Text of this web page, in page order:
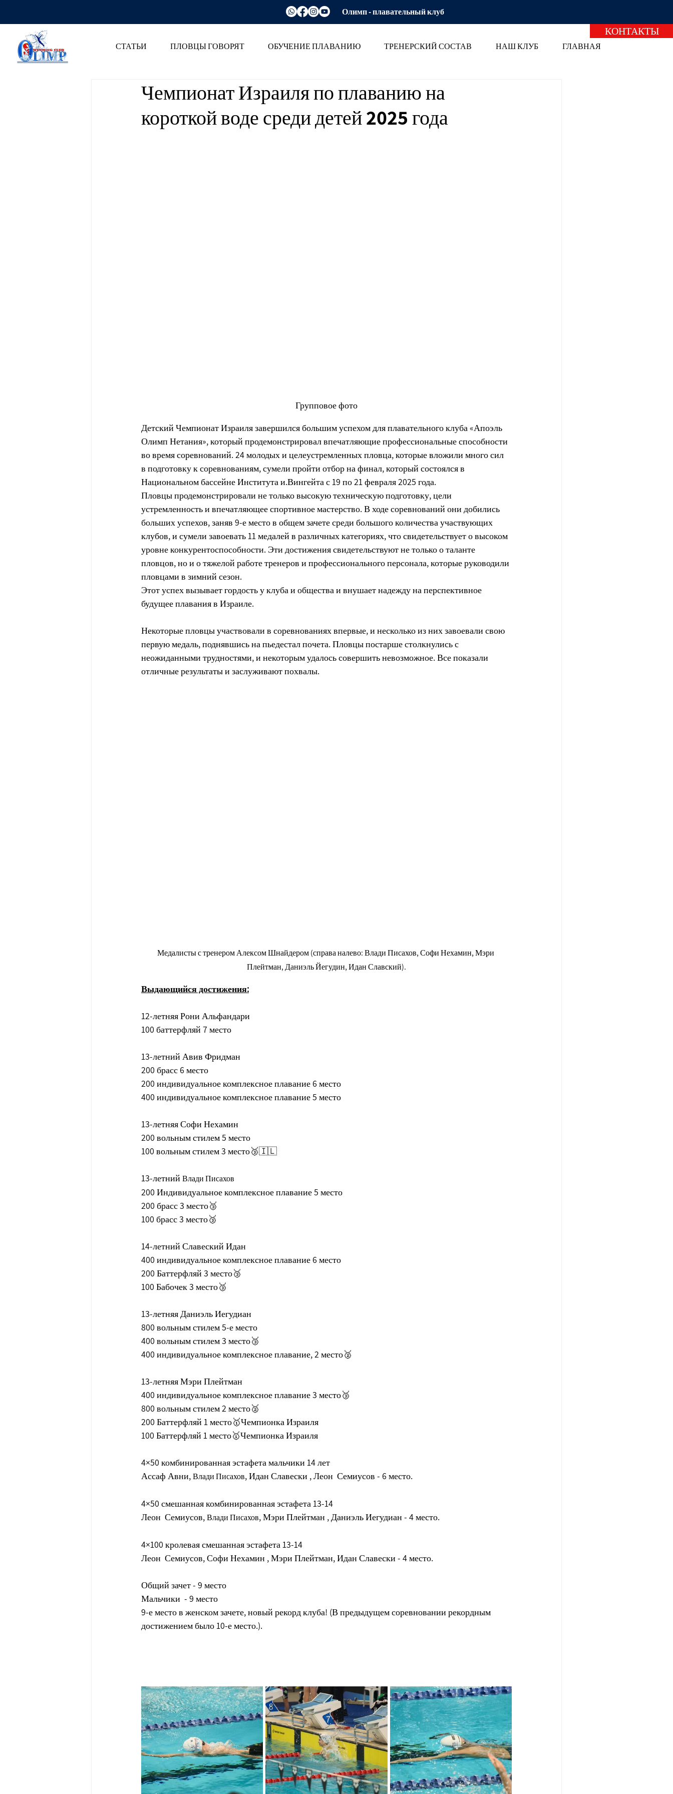
Олимп - плавательный клуб
ГЛАВНАЯ
НАШ КЛУБ
ТРЕНЕРСКИЙ СОСТАВ
ОБУЧЕНИЕ ПЛАВАНИЮ
ПЛОВЦЫ ГОВОРЯТ
СТАТЬИ
КОНТАКТЫ
Чемпионат Израиля по плаванию на
короткой воде среди детей 2025 года
Групповое фото
Детский Чемпионат Израиля завершился большим успехом для плавательного клуба «Апоэль
Олимп Нетания», который продемонстрировал впечатляющие профессиональные способности
во время соревнований. 24 молодых и целеустремленных пловца, которые вложили много сил
в подготовку к соревнованиям, сумели пройти отбор на финал, который состоялся в
Национальном бассейне Института и.Вингейта с 19 по 21 февраля 2025 года.
Пловцы продемонстрировали не только высокую техническую подготовку, цели
устремленность и впечатляющее спортивное мастерство. В ходе соревнований они добились
больших успехов, заняв 9-е место в общем зачете среди большого количества участвующих
клубов, и сумели завоевать 11 медалей в различных категориях, что свидетельствует о высоком
уровне конкурентоспособности. Эти достижения свидетельствуют не только о таланте
пловцов, но и о тяжелой работе тренеров и профессионального персонала, которые руководили
пловцами в зимний сезон.
Этот успех вызывает гордость у клуба и общества и внушает надежду на перспективное
будущее плавания в Израиле.
Некоторые пловцы участвовали в соревнованиях впервые, и несколько из них завоевали свою
первую медаль, поднявшись на пьедестал почета. Пловцы постарше столкнулись с
неожиданными трудностями, и некоторым удалось совершить невозможное. Все показали
отличные результаты и заслуживают похвалы.
Медалисты с тренером Алексом Шнайдером (справа налево: Влади Писахов, Софи Нехамин, Мэри
Плейтман, Даниэль Йегудин, Идан Славский).
Выдающийся достижения:
12-летняя Рони Альфандари
100 баттерфляй 7 место
13-летний Авив Фридман
200 брасс 6 место
200 индивидуальное комплексное плавание 6 место
400 индивидуальное комплексное плавание 5 место
13-летняя Софи Нехамин
200 вольным стилем 5 место
100 вольным стилем 3 место🥉🇮🇱
13-летний Влади Писахов
200 Индивидуальное комплексное плавание 5 место
200 брасс 3 место🥉
100 брасс 3 место🥉
14-летний Славеский Идан
400 индивидуальное комплексное плавание 6 место
200 Баттерфляй 3 место🥉
100 Бабочек 3 место🥉
13-летняя Даниэль Иегудиан
800 вольным стилем 5-е место
400 вольным стилем 3 место🥉
400 индивидуальное комплексное плавание, 2 место🥈
13-летняя Мэри Плейтман
400 индивидуальное комплексное плавание 3 место🥉
800 вольным стилем 2 место🥈
200 Баттерфляй 1 место🥇Чемпионка Израиля
100 Баттерфляй 1 место🥇Чемпионка Израиля
4×50 комбинированная эстафета мальчики 14 лет
Ассаф Авни, Влади Писахов, Идан Славески , Леон  Семиусов - 6 место.
4×50 смешанная комбинированная эстафета 13-14
Леон  Семиусов, Влади Писахов, Мэри Плейтман , Даниэль Иегудиан - 4 место.
4×100 кролевая смешанная эстафета 13-14
Леон  Семиусов, Софи Нехамин , Мэри Плейтман, Идан Славески - 4 место.
Общий зачет - 9 место
Мальчики  - 9 место
9-е место в женском зачете, новый рекорд клуба! (В предыдущем соревновании рекордным
достижением было 10-е место.).